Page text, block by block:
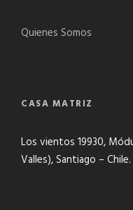
Quienes Somos
CASA MATRIZ
Los vientos 19930,
Valles), Santiago – Chile.